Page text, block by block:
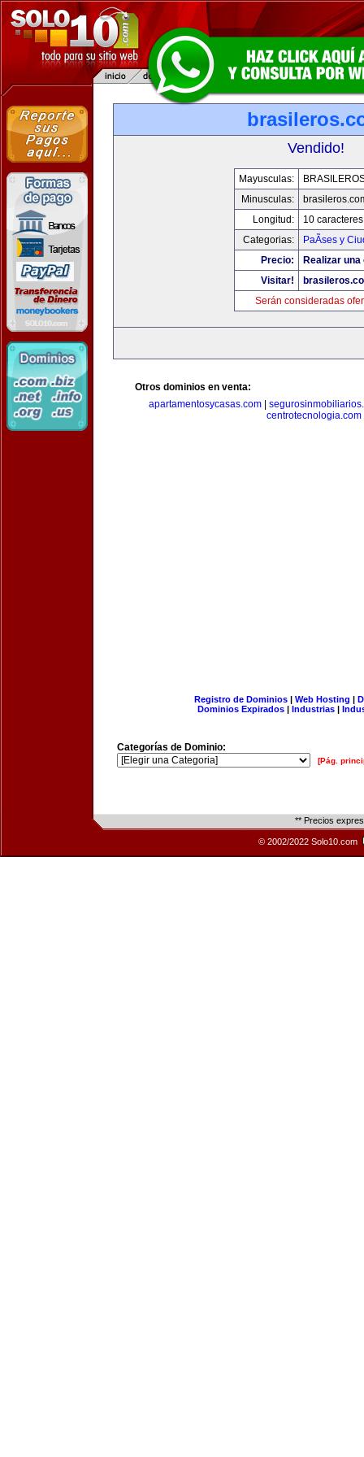
Vendido!
Mayusculas:
Minusculas:
Longitud:
10 caracteres
Categorias:
PaÃ­ses y
Precio:
Realizar
Visitar!
Serán consideradas
Otros dominios en venta:
apartamentosycasas.com|
centrotecnologia.com
Registro de Dominios| Web Hosting |
Dominios Expirados | Industrias |
Categorías de Dominio:
[Pág.
** Precios
© 2002/2022 Solo10.com